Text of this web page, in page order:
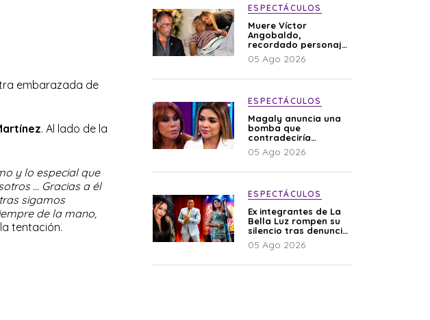
embarazada de
. Al lado de la
y lo especial que
… Gracias a él
sigamos
de la mano,
tentación.
ESPECTÁCULOS
Muere Víctor
Angobaldo,
recordado personaje
de la farándula y
expareja de Shirley
05 Ago 2026
ESPECTÁCULOS
Magaly anuncia una
bomba que
contradeciría
comunicado de La
Bella Luz: “Hay un
05 Ago 2026
ESPECTÁCULOS
Ex integrantes de La
Bella Luz rompen su
silencio tras denuncia
de Naldy: “Todo el
mundo lo sabía”
05 Ago 2026